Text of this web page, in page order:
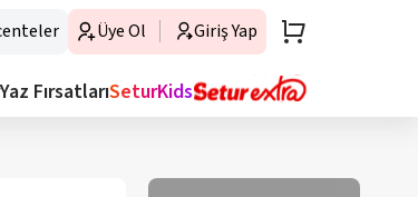
Üye Ol Giriş Yap
Yaz FırsatlarıSeturKids